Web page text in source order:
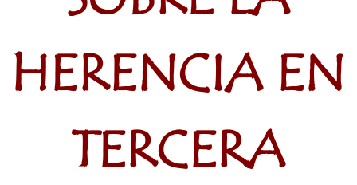
HERENCIA EN
TERCERA